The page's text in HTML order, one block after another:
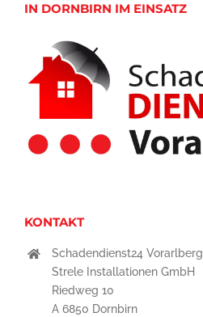
IN DORNBIRN IM EINSATZ
KONTAKT
Schadendienst24 Vorarlberg
Strele Installationen GmbH
Riedweg 10
A 6850 Dornbirn